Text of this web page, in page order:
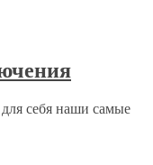
себя наши самые